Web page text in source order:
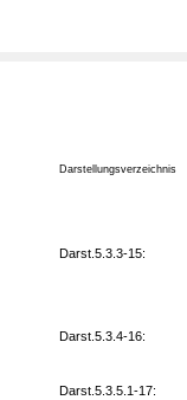
Darstellungsverzeichnis
Darst.5.3.3-15:
Darst.5.3.4-16:
Darst.5.3.5.1-17: